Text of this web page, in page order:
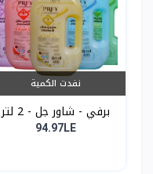
نفدت الكمية
برفي - شاور جل - 2 لتر
94.97LE